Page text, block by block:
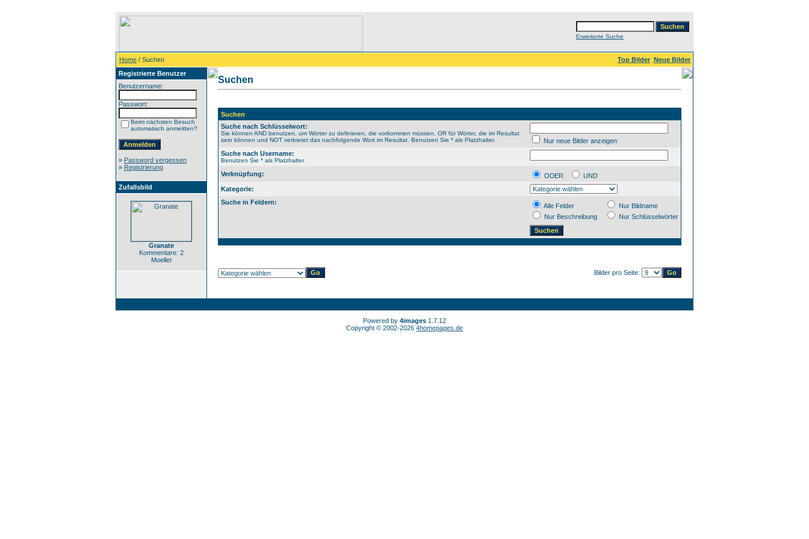
Erweiterte Suche
Home / Suchen Top Bilder Neue Bilder
Registrierte Benutzer
Benutzername:
Passwort:
Beim nächsten Besuch
automatisch anmelden?
» Password vergessen
» Registrierung
Zufallsbild
Granate
Kommentare: 2
Moeller
Suchen
Suchen
Suche nach Schlüsselwort:
Sie können AND benutzen, um Wörter zu definieren, die vorkommen müssen, OR für Wörter, die im Resultat
sein können und NOT verbietet das nachfolgende Wort im Resultat. Benutzen Sie * als Platzhalter.
Nur neue Bilder anzeigen
Suche nach Username:
Benutzen Sie * als Platzhalter.
Verknüpfung: ODER
UND
Kategorie:
Suche in Feldern:
Alle Felder
Nur Bildname
Nur Beschreibung
Nur Schlüsselwörter
Bilder pro Seite:
Powered by 4images 1.7.12
Copyright © 2002-2026 4homepages.de